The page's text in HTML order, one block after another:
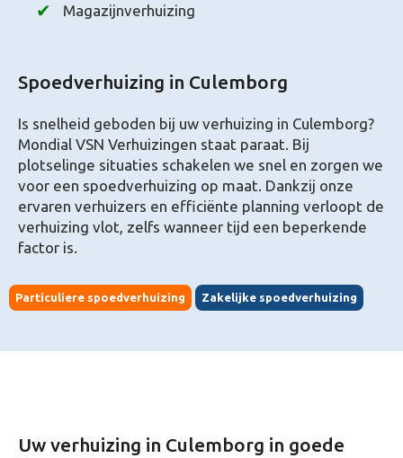
Magazijnverhuizing
Spoedverhuizing in Culemborg
Is snelheid geboden bij uw verhuizing in Culemborg?
Mondial VSN Verhuizingen staat paraat. Bij
plotselinge situaties schakelen we snel en zorgen we
voor een spoedverhuizing op maat. Dankzij onze
ervaren verhuizers en efficiënte planning verloopt de
verhuizing vlot, zelfs wanneer tijd een beperkende
factor is.
Particuliere spoedverhuizing Zakelijke spoedverhuizing
Uw verhuizing in Culemborg in goede